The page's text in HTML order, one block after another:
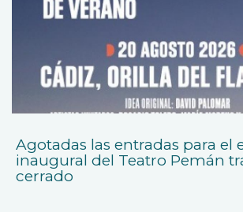
Agotadas las entradas para el
inaugural del Teatro Pemán
cerrado